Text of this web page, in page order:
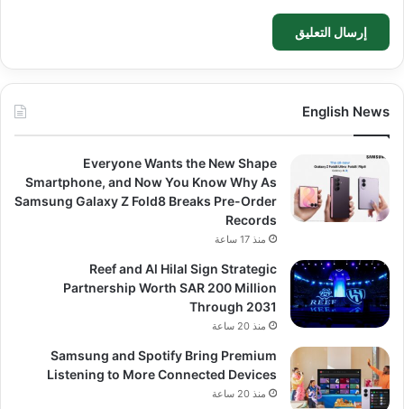
English News
Everyone Wants the New Shape
Smartphone, and Now You Know Why As
Samsung Galaxy Z Fold8 Breaks Pre-Order
Records
منذ 17 ساعة
Reef and Al Hilal Sign Strategic
Partnership Worth SAR 200 Million
Through 2031
منذ 20 ساعة
Samsung and Spotify Bring Premium
Listening to More Connected Devices
منذ 20 ساعة